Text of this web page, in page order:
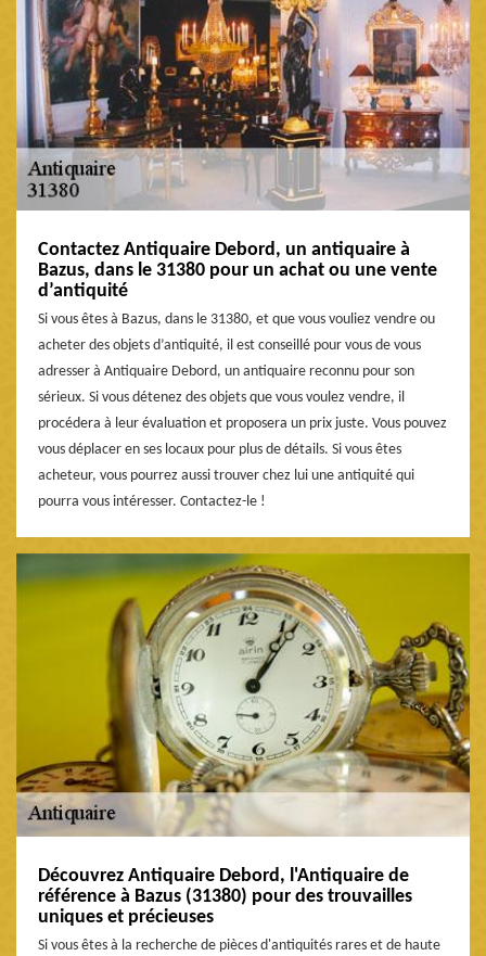
Contactez Antiquaire Debord, un antiquaire à
Bazus, dans le 31380 pour un achat ou une vente
d’antiquité
Si vous êtes à Bazus, dans le 31380, et que vous vouliez vendre ou
acheter des objets d’antiquité, il est conseillé pour vous de vous
adresser à Antiquaire Debord, un antiquaire reconnu pour son
sérieux. Si vous détenez des objets que vous voulez vendre, il
procédera à leur évaluation et proposera un prix juste. Vous pouvez
vous déplacer en ses locaux pour plus de détails. Si vous êtes
acheteur, vous pourrez aussi trouver chez lui une antiquité qui
pourra vous intéresser. Contactez-le !
Découvrez Antiquaire Debord, l'Antiquaire de
référence à Bazus (31380) pour des trouvailles
uniques et précieuses
Si vous êtes à la recherche de pièces d'antiquités rares et de haute